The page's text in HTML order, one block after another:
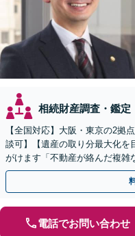
相続財産調査・鑑定
【全国対応】大阪・東京の2拠
談可】【遺産の取り分最大化を
がけます「不動産が絡んだ複雑
執行／事業承継など、お任せく
電話でお問い合わせ